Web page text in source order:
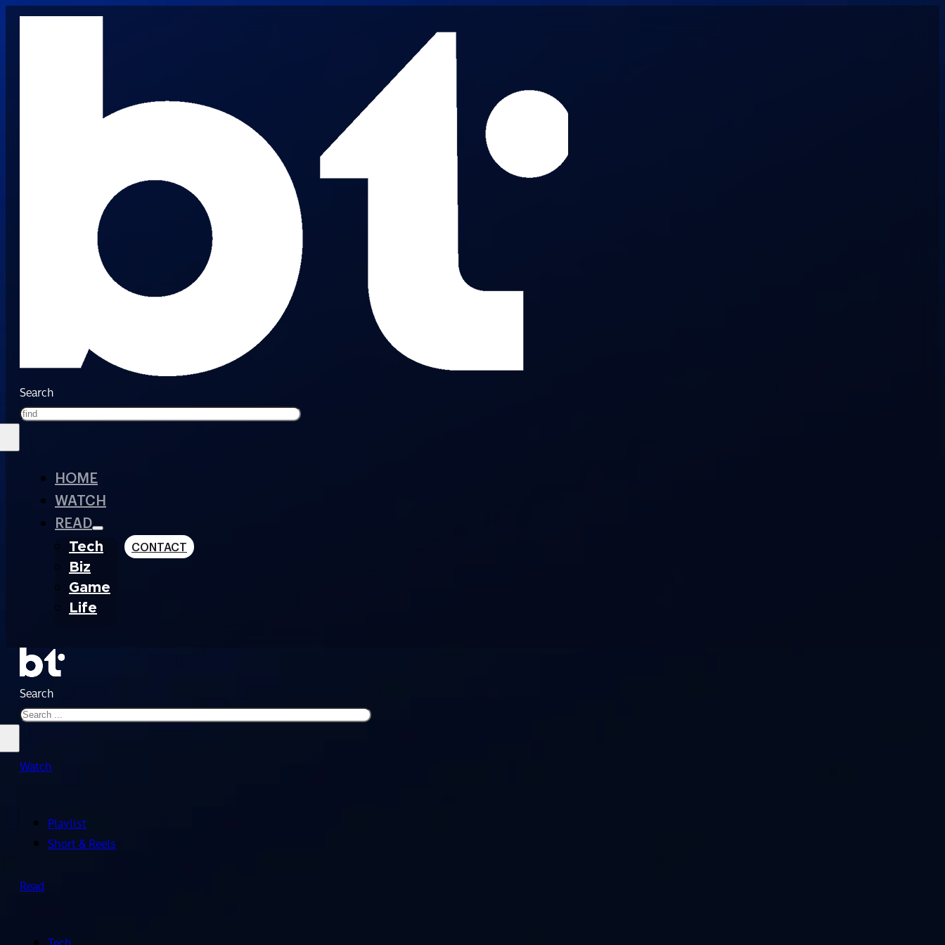
Search
HOME
WATCH
READ
Tech
Biz
Game
Life
CONTACT
Search
Watch
Playlist
Short & Reels
Read